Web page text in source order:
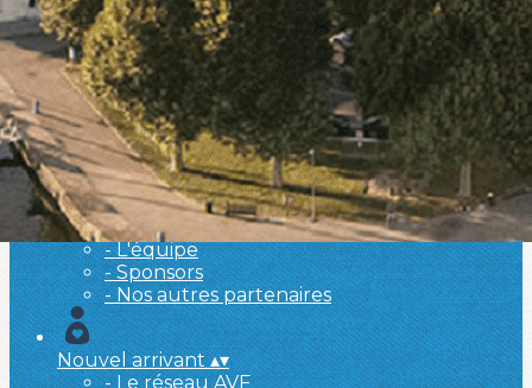
Ajoutez un logo, un bouton, des réseaux sociaux
Cliquez pour éditer
L'association▴▾
- L'association
- Brochure
- L'équipe
- Sponsors
- Nos autres partenaires
Nouvel arrivant▴▾
- Le réseau AVF